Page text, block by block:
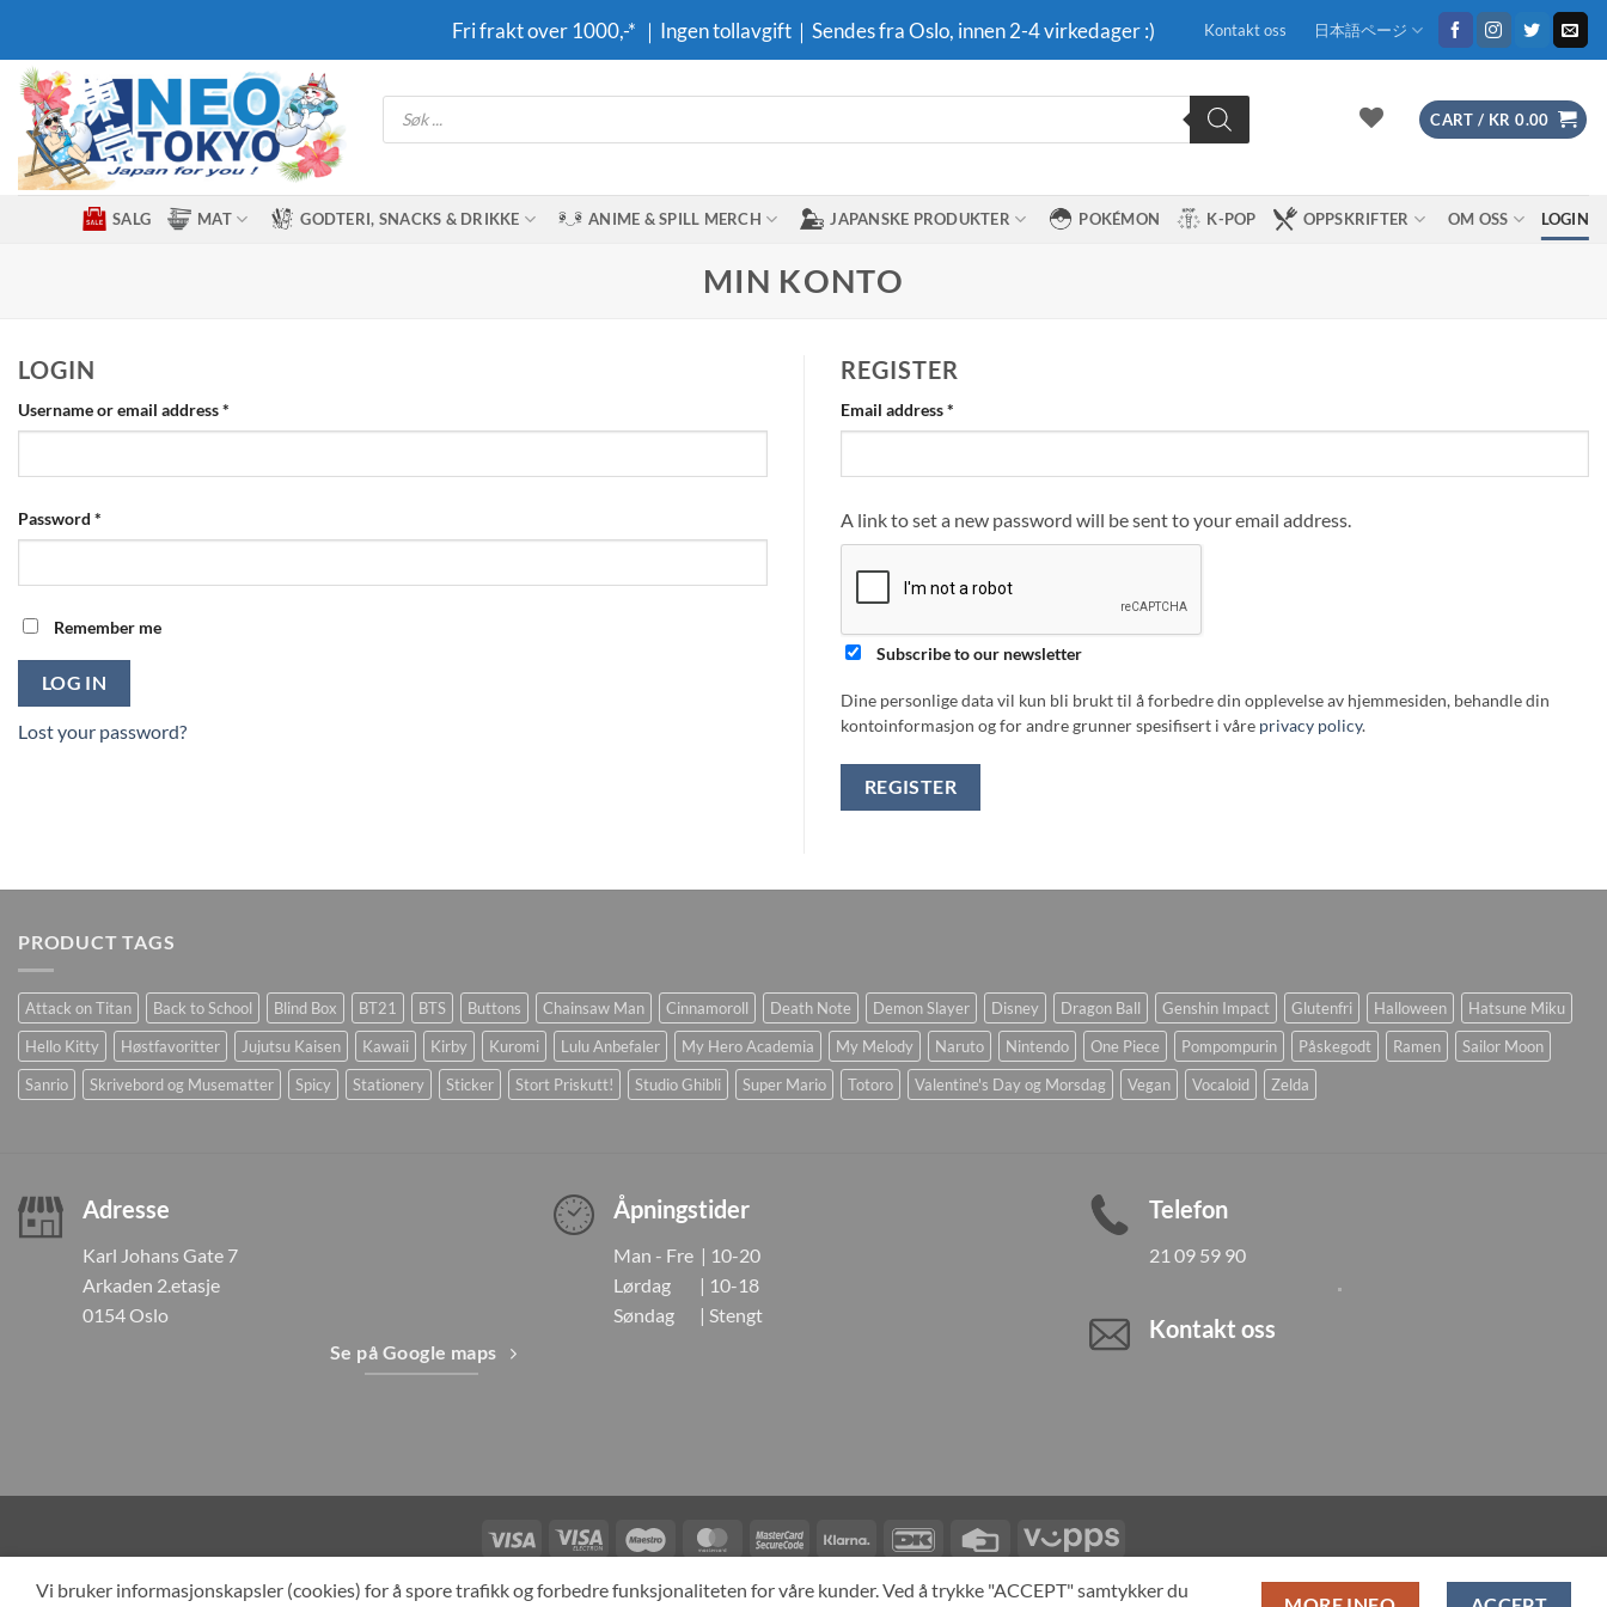
content
Fri frakt over 1000,-* ｜Ingen tollavgift｜Sendes fra Oslo, innen 2-4 virkedager :) Kontakt oss 日本語ページ
Products
search
CART / KR 0.00
SALG MAT GODTERI, SNACKS & DRIKKE ANIME & SPILL MERCH JAPANSKE PRODUKTER POKÉMON K-POP OPPSKRIFTER OM OSS LOGIN
MIN KONTO
LOGIN
Username or email address*
Password *
Remember me
LOG IN
Lost your password?
REGISTER
Email address*
A link to set a new password will be sent to your email address.
Subscribe to our newsletter
Dine personlige data vil kun bli brukt til å forbedre din opplevelse av hjemmesiden, behandle din
kontoinformasjon og for andre grunner spesifisert i våre privacy policy.
REGISTER
PRODUCT TAGS
Attack on Titan Back to School Blind Box BT21 BTS Buttons Chainsaw Man Cinnamoroll Death Note Demon Slayer Disney Dragon Ball Genshin Impact Glutenfri Halloween
Hatsune Miku
Hello Kitty
Høstfavoritter Jujutsu Kaisen Kawaii Kirby Kuromi Lulu Anbefaler My Hero Academia My Melody Naruto Nintendo One Piece Pompompurin Påskegodt Ramen
Sailor Moon
Sanrio
Skrivebord og Musematter Spicy Stationery Sticker Stort Priskutt! Studio Ghibli Super Mario Totoro Valentine's Day og Morsdag Vegan Vocaloid Zelda
Adresse
Karl Johans Gate 7
Arkaden 2.etasje
0154 Oslo
Se på Google maps
Åpningstider
Man - Fre | 10-20
Lørdag | 10-18
Søndag | Stengt
Telefon
21 09 59 90
Kontakt oss
Visa
Visa
Electron
Maestro MasterCardMasterCard
2
Klarna DanKort
Credit
Card
Vipps
TILBAKEKALLINGER KONTAKT OSS OM OSS SPESIALBESTILLING MIN KONTO ALL PRODUCTS
Vi bruker informasjonskapsler (cookies) for å spore trafikk og forbedre funksjonaliteten for våre kunder. Ved å trykke "ACCEPT" samtykker du